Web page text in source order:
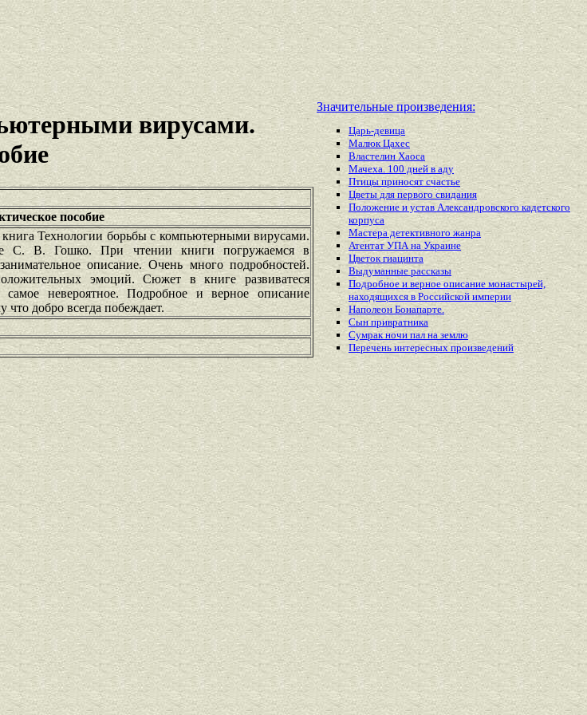
вирусами.
пособие
книга Технологии борьбы с компьютерными вирусами.
С. В. Гошко. При чтении книги погружаемся в
описание. Очень много подробностей.
эмоций. Сюжет в книге развиватеся
невероятное. Подробное и верное описание
добро всегда побеждает.
Значительные произведения:
Царь-девица
Малюк Цахес
Властелин Хаоса
Мачеха. 100 дней в аду
Птицы приносят счастье
Цветы для первого свидания
Положение и устав Александровского кадетского
корпуса
Мастера детективного жанра
Атентат УПА на Украине
Цветок гиацинта
Выдуманные рассказы
Подробное и верное описание монастырей,
находящихся в Российской империи
Наполеон Бонапарте.
Сын привратника
Сумрак ночи пал на землю
Перечень интересныхпроизведений